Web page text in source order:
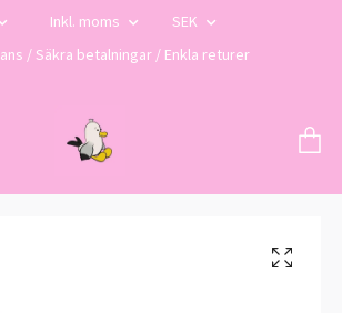
Inkl. moms
SEK
/ Säkra betalningar / Enkla returer